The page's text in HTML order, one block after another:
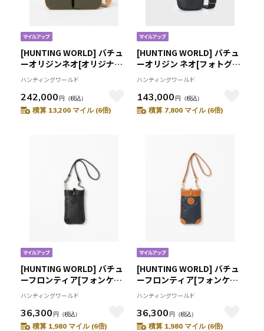
[HUNTING WORLD] バチュ
ーオリジンネオ[オリジナル
サファリエクスプローラ
6045BON]グリーン
6109081955
ハンティングワールド
242,000 円 （税込）
積算 13,200 マイル (6倍)
[HUNTING WORLD] バチュ
ーオリジン ネオ[フォトグラ
ファーバッグS 4368BON]ブ
ラック6109082308
ハンティングワールド
143,000 円 （税込）
積算 7,800 マイル (6倍)
[HUNTING WORLD] バチュ
ーフロンティア[フォンケー
ス2373BFR]ブラック
6109091008
ハンティングワールド
36,300 円 （税込）
積算 1,980 マイル (6倍)
[HUNTING WORLD] バチュ
ーフロンティア[フォンケー
ス2373BFR]ネイビー
6109092278
ハンティングワールド
36,300 円 （税込）
積算 1,980 マイル (6倍)